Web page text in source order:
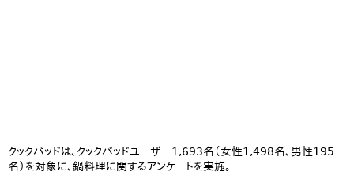
クックパッドは、クックパッドユーザー1,693名（女性1,498名、男性195
名）を対象に、鍋料理に関するアンケートを実施。